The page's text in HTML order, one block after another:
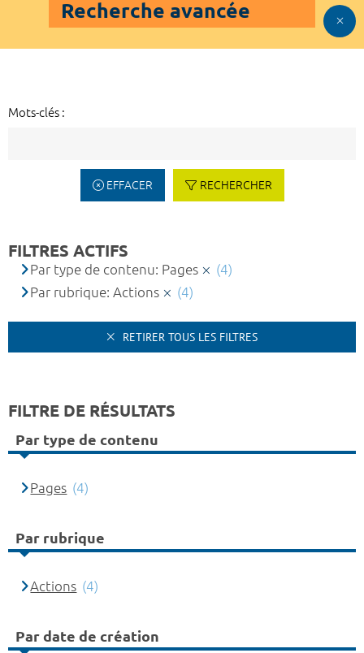
Recherche avancée
Mots-clés :
EFFACER RECHERCHER
FILTRES ACTIFS
Par type de contenu: Pages
(4)
Par rubrique: Actions
(4)
RETIRER TOUS LES FILTRES
FILTRE DE RÉSULTATS
Par type de contenu
Pages (4)
Par rubrique
Actions (4)
Par date de création